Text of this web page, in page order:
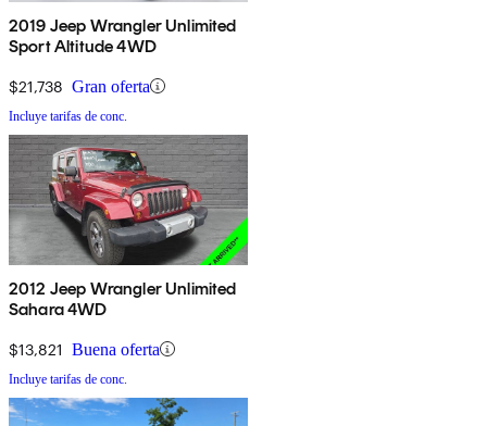
2019 Jeep Wrangler Unlimited
Sport Altitude 4WD
$21,738 Gran oferta
Incluye tarifas de conc.
2012 Jeep Wrangler Unlimited
Sahara 4WD
$13,821 Buena oferta
Incluye tarifas de conc.